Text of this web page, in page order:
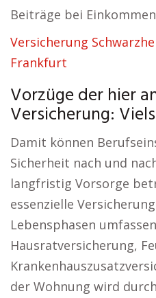
Beiträge bei
Versicherung
Frankfurt
Vorzüge der hier
Versicherung:
Damit können
Sicherheit nach und
langfristig Vorsorge
essenzielle
Lebensphasen
Hausratversicherung,
der Wohnung wird